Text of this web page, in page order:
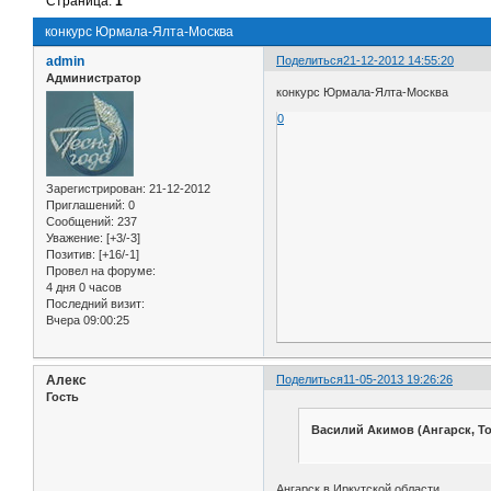
конкурс Юрмала-Ялта-Москва
Поделиться21-12-2012 14:55:20
admin
Администратор
Зарегистрирован: 21-12-2012
Приглашений: 0
Сообщений: 237
Уважение: [+3/-3]
Позитив: [+16/-1]
Провел на форуме:
4 дня 0 часов
Последний визит:
Вчера 09:00:25
конкурс Юрмала-Ялта-Москва
0
Поделиться11-05-2013 19:26:26
Алекс
Гость
Василий Акимов (Ангарск,